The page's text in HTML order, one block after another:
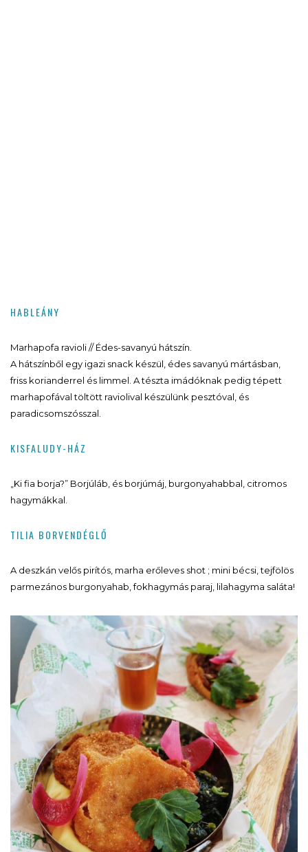
HABLEÁNY
Marhapofa ravioli // Édes-savanyú hátszín.
A hátszínből egy igazi snack készül, édes savanyú mártásban,
friss korianderrel és limmel. A tészta imádóknak pedig tépett
marhapofával töltött raviolival készülünk pesztóval, és
paradicsomszósszal.
KISFALUDY-HÁZ
„Ki fia borja?” Borjúláb, és borjúmáj, burgonyahabbal, citromos
hagymákkal.
TILIA BORVENDÉGLŐ
A deszkán velős pirítós, marha erőleves shot ; mini bécsi, tejfölös
parmezános burgonyahab, fokhagymás paraj, lilahagyma saláta!